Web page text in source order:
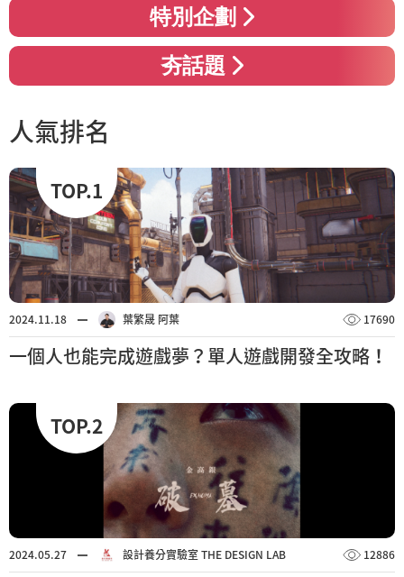
特別企劃
夯話題
人氣排名
TOP.1
一個人也能完成遊戲夢？單人遊戲開發全攻略！
2024.11.18 葉繁晟 阿葉 17690
TOP.2
2024.05.27 設計養分實驗室 THE DESIGN LAB 12886